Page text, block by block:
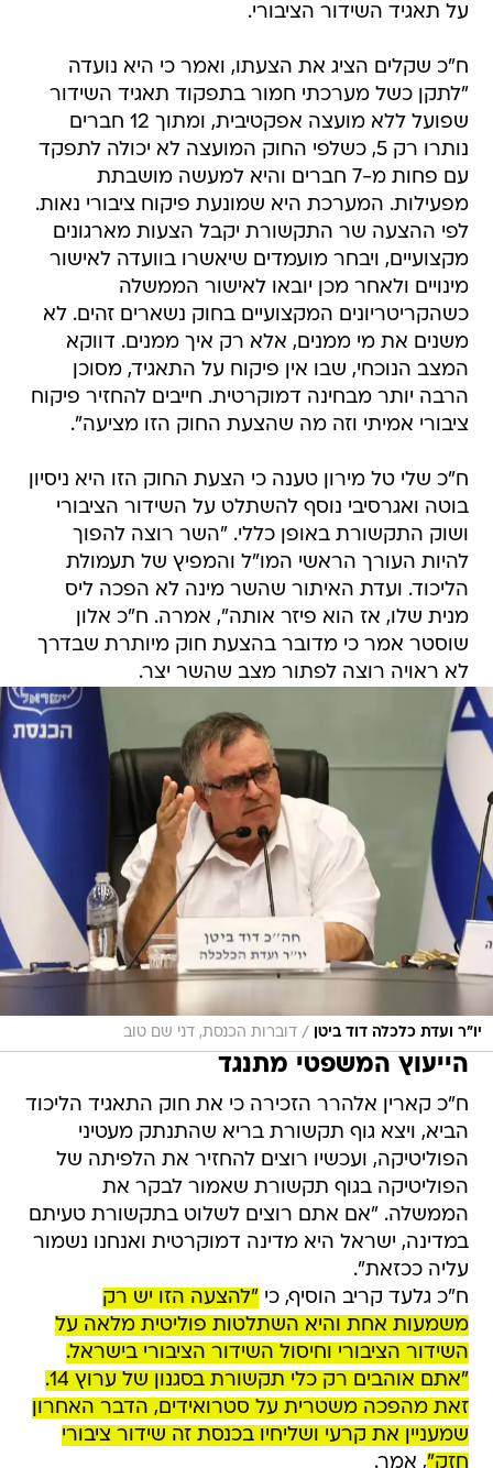
על תאגיד השידור הציבורי.
ח"כ שקלים הציג את הצעתו, ואמר כי היא נועדה
"לתקן כשל מערכתי חמור בתפקוד תאגיד השידור
שפועל ללא מועצה אפקטיבית, ומתוך 12 חברים
נותרו רק 5, כשלפי החוק המועצה לא יכולה לתפקד
עם פחות מ-7 חברים והיא למעשה מושבתת
מפעילות. המערכת היא שמונעת פיקוח ציבורי נאות.
לפי ההצעה שר התקשורת יקבל הצעות מארגונים
מקצועיים, ויבחר מועמדים שיאשרו בוועדה לאישור
מינויים ולאחר מכן יובאו לאישור הממשלה
כשהקריטריונים המקצועיים בחוק נשארים זהים. לא
משנים את מי ממנים, אלא רק איך ממנים. דווקא
המצב הנוכחי, שבו אין פיקוח על התאגיד, מסוכן
הרבה יותר מבחינה דמוקרטית. חייבים להחזיר פיקוח
ציבורי אמיתי וזה מה שהצעת החוק הזו מציעה".
ח"כ שלי טל מירון טענה כי הצעת החוק הזו היא ניסיון
בוטה ואגרסיבי נוסף להשתלט על השידור הציבורי
ושוק התקשורת באופן כללי. "השר רוצה להפוך
להיות העורך הראשי המו"ל והמפיץ של תעמולת
הליכוד. ועדת האיתור שהשר מינה לא הפכה ליס
מנית שלו, אז הוא פיזר אותה", אמרה. ח"כ אלון
שוסטר אמר כי מדובר בהצעת חוק מיותרת שבדרך
לא ראויה רוצה לפתור מצב שהשר יצר.
יו"ר ועדת כלכלה דוד ביטן / דוברות הכנסת, דני שם טוב
הייעוץ המשפטי מתנגד
ח"כ קארין אלהרר הזכירה כי את חוק התאגיד הליכוד
הביא, ויצא גוף תקשורת בריא שהתנתק מעטיני
הפוליטיקה, ועכשיו רוצים להחזיר את הלפיתה של
הפוליטיקה בגוף תקשורת שאמור לבקר את
הממשלה. "אם אתם רוצים לשלוט בתקשורת טעיתם
במדינה, ישראל היא מדינה דמוקרטית ואנחנו נשמור
עליה ככזאת".
ח"כ גלעד קריב הוסיף, כי "להצעה הזו יש רק
משמעות אחת והיא השתלטות פוליטית מלאה על
השידור הציבורי וחיסול השידור הציבורי בישראל.
"אתם אוהבים רק כלי תקשורת בסגנון של ערוץ 14.
זאת מהפכה משטרית על סטרואידים, הדבר האחרון
שמעניין את קרעי ושליחיו בכנסת זה שידור ציבורי
חזק", אמר.